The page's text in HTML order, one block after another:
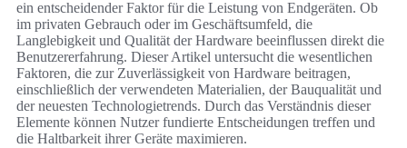
ein entscheidender Faktor für die Leistung von Endgeräten. Ob
im privaten Gebrauch oder im Geschäftsumfeld, die
Langlebigkeit und Qualität der Hardware beeinflussen direkt die
Benutzererfahrung. Dieser Artikel untersucht die wesentlichen
Faktoren, die zur Zuverlässigkeit von Hardware beitragen,
einschließlich der verwendeten Materialien, der Bauqualität und
der neuesten Technologietrends. Durch das Verständnis dieser
Elemente können Nutzer fundierte Entscheidungen treffen und
die Haltbarkeit ihrer Geräte maximieren.